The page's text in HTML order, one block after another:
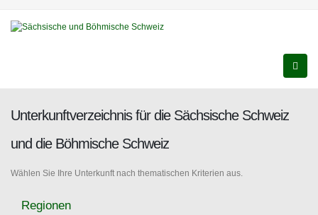
Unterkunftverzeichnis für die Sächsische Schweiz
und die Böhmische Schweiz
Wählen Sie Ihre Unterkunft nach thematischen Kriterien aus.
Regionen